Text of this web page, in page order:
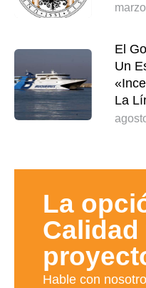
El
Un
La
La
Calidad
Hable con